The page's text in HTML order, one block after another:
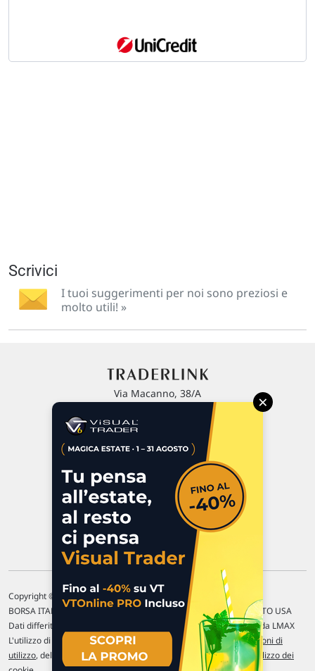
Scrivici
I tuoi suggerimenti per noi sono preziosi e
molto utili! »
Via Macanno, 38/A
P.IVA 02 452 460 401
Commenti e segnalazioni
Contattaci
Copyright © 1996-2026 Traderlink Italia s.r.l.
BORSA ITALIANA Quotazioni di borsa differite di 15 min. / MERCATO USA
Dati differiti di 15 min. (fonte Intrinio) / FOREX Quotazioni fornite da LMAX
L'utilizzo di questo sito implica l'accettazione delle nostre Condizioni di
utilizzo, del Disclaimer MAR, dellePolitiche sulla privacye dell' Utilizzo dei
×